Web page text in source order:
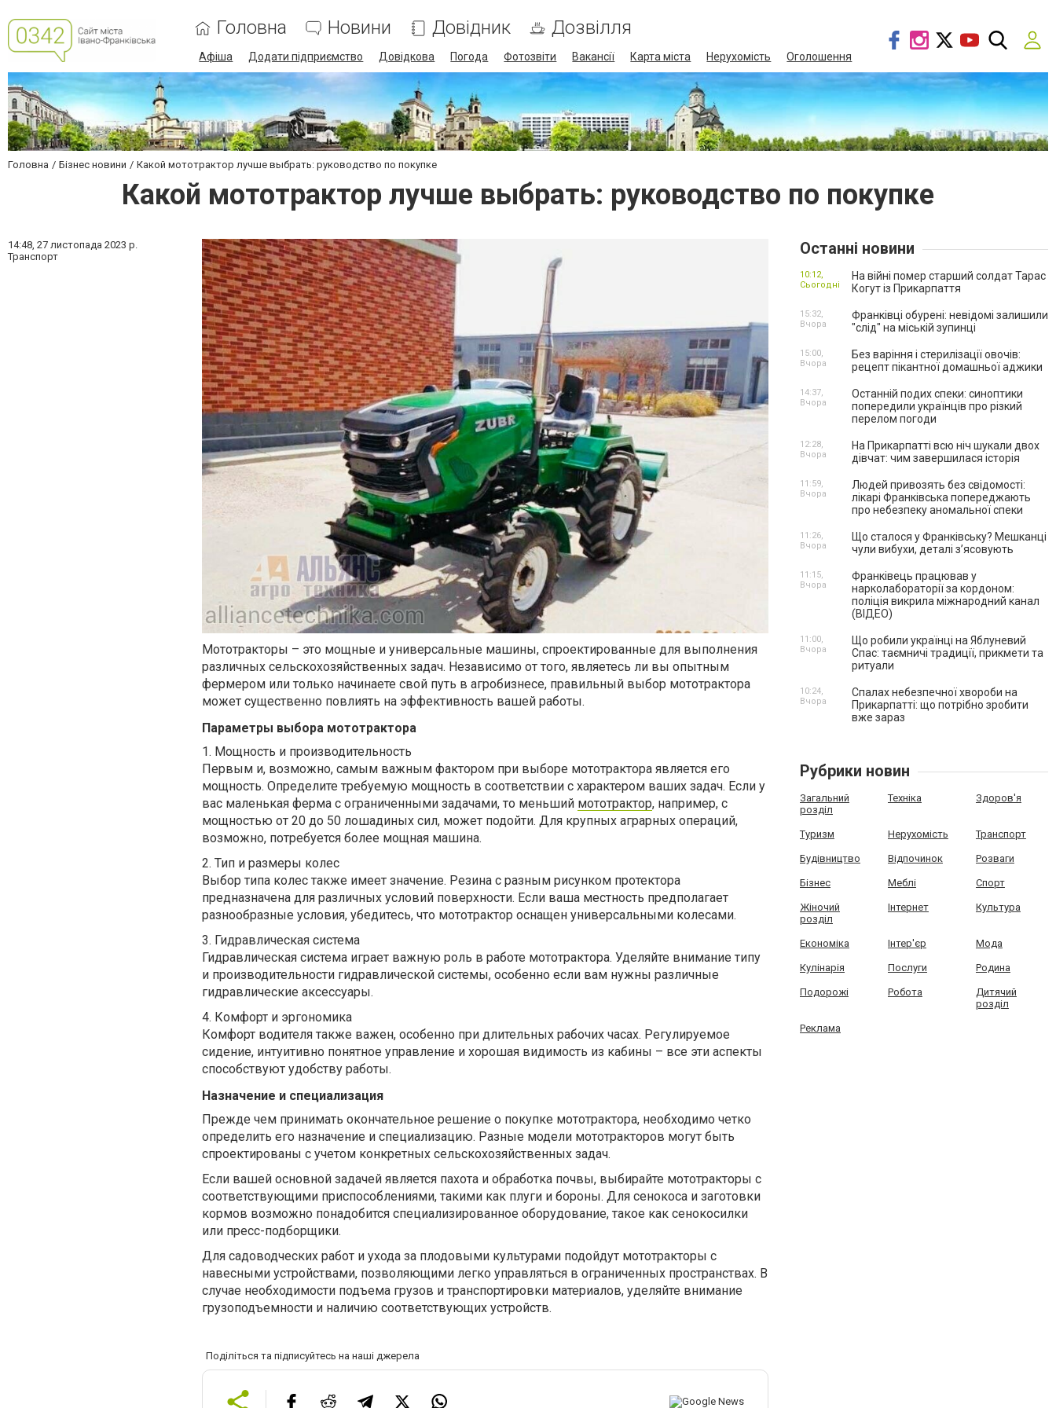
Головна Новини Довідник Дозвілля
Афіша Додати підприємство Довідкова Погода Фотозвіти Вакансії Карта міста Нерухомість Оголошення
Головна Бізнес новини Какой мототрактор лучше выбрать: руководство по покупке
Какой мототрактор лучше выбрать: руководство по покупке
14:48, 27 листопада 2023 р.
Транспорт
Мототракторы – это мощные и универсальные машины, спроектированные для выполнения
различных сельскохозяйственных задач. Независимо от того, являетесь ли вы опытным
фермером или только начинаете свой путь в агробизнесе, правильный выбор мототрактора
может существенно повлиять на эффективность вашей работы.
Параметры выбора мототрактора
1. Мощность и производительность
Первым и, возможно, самым важным фактором при выборе мототрактора является его
мощность. Определите требуемую мощность в соответствии с характером ваших задач. Если у
вас маленькая ферма с ограниченными задачами, то меньший мототрактор, например, с
мощностью от 20 до 50 лошадиных сил, может подойти. Для крупных аграрных операций,
возможно, потребуется более мощная машина.
2. Тип и размеры колес
Выбор типа колес также имеет значение. Резина с разным рисунком протектора
предназначена для различных условий поверхности. Если ваша местность предполагает
разнообразные условия, убедитесь, что мототрактор оснащен универсальными колесами.
3. Гидравлическая система
Гидравлическая система играет важную роль в работе мототрактора. Уделяйте внимание типу
и производительности гидравлической системы, особенно если вам нужны различные
гидравлические аксессуары.
4. Комфорт и эргономика
Комфорт водителя также важен, особенно при длительных рабочих часах. Регулируемое
сидение, интуитивно понятное управление и хорошая видимость из кабины – все эти аспекты
способствуют удобству работы.
Назначение и специализация
Прежде чем принимать окончательное решение о покупке мототрактора, необходимо четко
определить его назначение и специализацию. Разные модели мототракторов могут быть
спроектированы с учетом конкретных сельскохозяйственных задач.
Если вашей основной задачей является пахота и обработка почвы, выбирайте мототракторы с
соответствующими приспособлениями, такими как плуги и бороны. Для сенокоса и заготовки
кормов возможно понадобится специализированное оборудование, такое как сенокосилки
или пресс-подборщики.
Для садоводческих работ и ухода за плодовыми культурами подойдут мототракторы с
навесными устройствами, позволяющими легко управляться в ограниченных пространствах. В
случае необходимости подъема грузов и транспортировки материалов, уделяйте внимание
грузоподъемности и наличию соответствующих устройств.
Поділіться та підписуйтесь на наші джерела
Останні новини
На війні помер старший солдат Тарас
Когут із Прикарпаття
10:12,
Сьогодні
Франківці обурені: невідомі залишили
"слід" на міській зупинці
15:32,
Вчора
Без варіння і стерилізації овочів:
рецепт пікантної домашньої аджики
15:00,
Вчора
Останній подих спеки: синоптики
попередили українців про різкий
перелом погоди
14:37,
Вчора
На Прикарпатті всю ніч шукали двох
дівчат: чим завершилася історія
12:28,
Вчора
Людей привозять без свідомості:
лікарі Франківська попереджають
про небезпеку аномальної спеки
11:59,
Вчора
Що сталося у Франківську? Мешканці
чули вибухи, деталі з’ясовують
11:26,
Вчора
Франківець працював у
нарколабораторії за кордоном:
поліція викрила міжнародний канал
(ВІДЕО)
11:15,
Вчора
Що робили українці на Яблуневий
Спас: таємничі традиції, прикмети та
ритуали
11:00,
Вчора
Спалах небезпечної хвороби на
Прикарпатті: що потрібно зробити
вже зараз
10:24,
Вчора
Рубрики новин
Загальний
розділ
Техніка Здоров'я
Туризм Нерухомість Транспорт
Будівництво Відпочинок Розваги
Бізнес Меблі Спорт
Жіночий
розділ
Інтернет Культура
Економіка Інтер'єр Мода
Кулінарія Послуги Родина
Подорожі Робота
Дитячий
розділ
Реклама